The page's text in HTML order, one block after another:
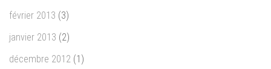
février 2013 (3)
janvier 2013 (2)
décembre 2012 (1)